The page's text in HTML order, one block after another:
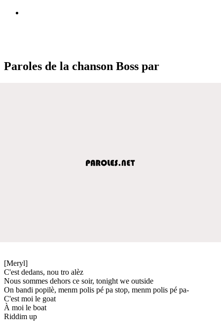
Paroles de la chanson Boss par
[Meryl]
C'est dedans, nou tro alèz
Nous sommes dehors ce soir, tonight we outside
On bandi popilè, menm polis pé pa stop, menm polis pé pa-
C'est moi le goat
À moi le boat
Riddim up